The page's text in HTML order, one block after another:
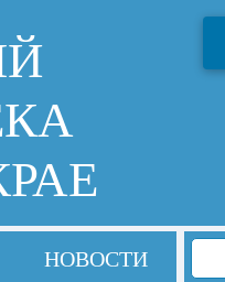
НОВОСТИ